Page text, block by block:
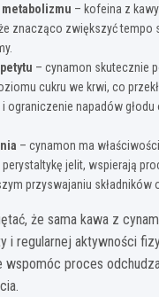
– kofeina z
znacząco zwiększyć tempo
– cynamon skutecznie
cukru we krwi, co
ograniczenie napadów
– cynamon ma
jelit, wspierają
przyswajaniu składników
że sama kawa z
i regularnej aktywności
wspomóc proces